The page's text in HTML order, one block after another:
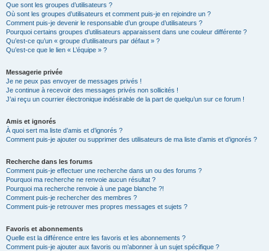
Que sont les groupes d’utilisateurs ?
Où sont les groupes d’utilisateurs et comment puis-je en rejoindre un ?
Comment puis-je devenir le responsable d’un groupe d’utilisateurs ?
Pourquoi certains groupes d’utilisateurs apparaissent dans une couleur différente ?
Qu’est-ce qu’un « groupe d’utilisateurs par défaut » ?
Qu’est-ce que le lien « L’équipe » ?
Messagerie privée
Je ne peux pas envoyer de messages privés !
Je continue à recevoir des messages privés non sollicités !
J’ai reçu un courrier électronique indésirable de la part de quelqu’un sur ce forum !
Amis et ignorés
À quoi sert ma liste d’amis et d’ignorés ?
Comment puis-je ajouter ou supprimer des utilisateurs de ma liste d’amis et d’ignorés ?
Recherche dans les forums
Comment puis-je effectuer une recherche dans un ou des forums ?
Pourquoi ma recherche ne renvoie aucun résultat ?
Pourquoi ma recherche renvoie à une page blanche ?!
Comment puis-je rechercher des membres ?
Comment puis-je retrouver mes propres messages et sujets ?
Favoris et abonnements
Quelle est la différence entre les favoris et les abonnements ?
Comment puis-je ajouter aux favoris ou m’abonner à un sujet spécifique ?